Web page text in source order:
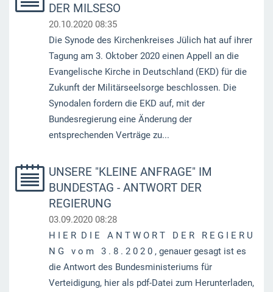
DER MILSESO
20.10.2020 08:35
Die Synode des Kirchenkreises Jülich hat auf ihrer
Tagung am 3. Oktober 2020 einen Appell an die
Evangelische Kirche in Deutschland (EKD) für die
Zukunft der Militärseelsorge beschlossen. Die
Synodalen fordern die EKD auf, mit der
Bundesregierung eine Änderung der
entsprechenden Verträge zu...
UNSERE "KLEINE ANFRAGE" IM
BUNDESTAG - ANTWORT DER
REGIERUNG
03.09.2020 08:28
H I E R D I E A N T W O R T D E R R E G I E R U
N G v o m 3 . 8 . 2 0 2 0 , genauer gesagt ist es
die Antwort des Bundesministeriums für
Verteidigung, hier als pdf-Datei zum Herunterladen,